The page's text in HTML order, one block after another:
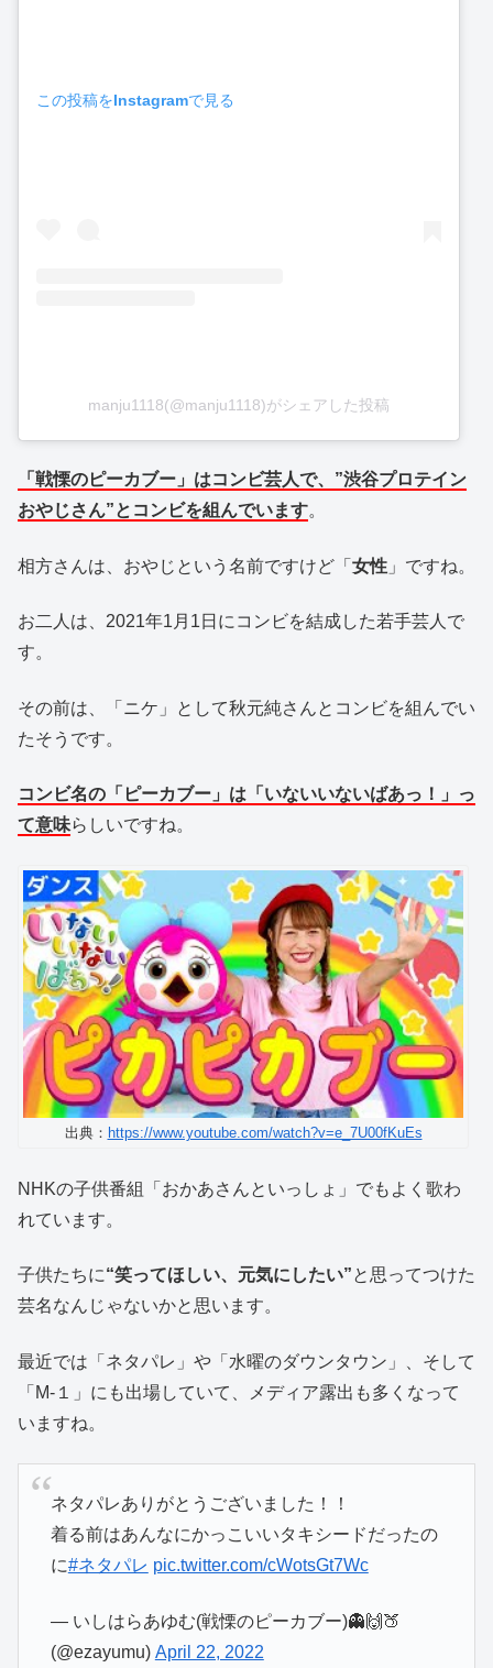
この投稿をInstagramで見る
manju1118(@manju1118)がシェアした投稿
「戦慄のピーカブー」はコンビ芸人で、”渋谷プロテイン
おやじさん”とコンビを組んでいます。
相方さんは、おやじという名前ですけど「 女性 」ですね。
お二人は、2021年1月1日にコンビを結成した若手芸人で
す。
その前は、「ニケ」として秋元純さんとコンビを組んでい
たそうです。
コンビ名の「ピーカブー」は「いないいないばあっ！」っ
て意味らしいですね。
出典： https://www.youtube.com/watch?v=e_7U00fKuEs
NHKの子供番組「おかあさんといっしょ」でもよく歌わ
れています。
子供たちに“笑ってほしい、元気にしたい”と思ってつけた
芸名なんじゃないかと思います。
最近では「ネタパレ」や「水曜のダウンタウン」、そして
「M-１」にも出場していて、メディア露出も多くなって
いますね。
ネタパレありがとうございました！！
着る前はあんなにかっこいいタキシードだったの
に#ネタパレ pic.twitter.com/cWotsGt7Wc
— いしはらあゆむ(戦慄のピーカブー)👻🙌🍑
(@ezayumu) April 22, 2022